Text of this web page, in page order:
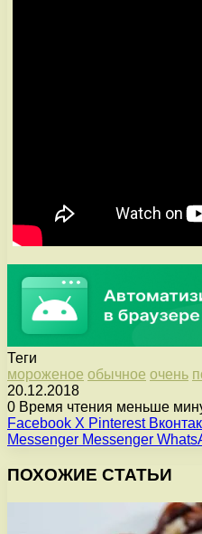
Теги
мороженое обычное очень
20.12.2018
0 Время чтения меньше
Facebook X Pinterest
Messenger Messenger
ПОХОЖИЕ СТАТЬИ